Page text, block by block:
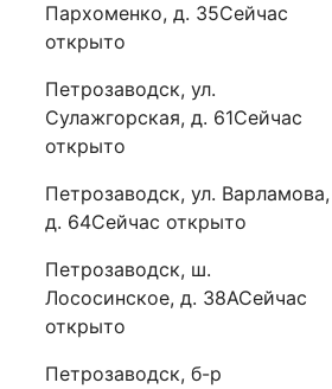
Пархоменко, д. 35Сейчас
открыто
Петрозаводск, ул.
Сулажгорская, д. 61Сейчас
открыто
Петрозаводск, ул. Варламова,
д. 64Сейчас открыто
Петрозаводск, ш.
Лососинское, д. 38АСейчас
открыто
Петрозаводск, б-р